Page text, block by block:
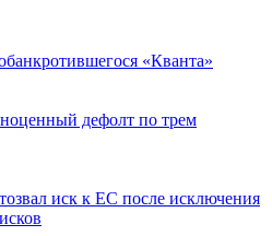
«Кванта»
дефолт по трем
иск к ЕС после исключения